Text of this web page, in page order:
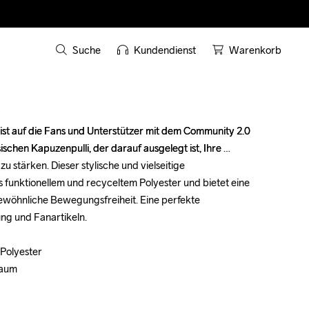
Suche Kundendienst Warenkorb
auf die Fans und Unterstützer mit dem Community 2.0
Kapuzenpulli, der darauf ausgelegt ist, Ihre
stärken. Dieser stylische und vielseitige
funktionellem und recyceltem Polyester und bietet eine
Bewegungsfreiheit. Eine perfekte
und Fanartikeln.
auf die Fans und Unterstützer mit dem Community 2.0
Kapuzenpulli, der darauf ausgelegt ist, Ihre
stärken. Dieser stylische und vielseitige
funktionellem und recyceltem Polyester und bietet eine
Bewegungsfreiheit. Eine perfekte
und Fanartikeln.